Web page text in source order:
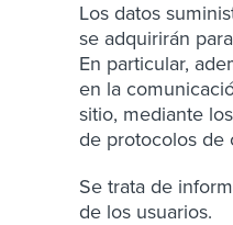
Los datos
se adquirirán
En particular,
en la
sitio, mediante
de protocolos de
Se trata de
de los usuarios.